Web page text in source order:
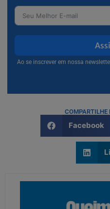
Ao se inscrever em nossa
COMPARTILHE
Facebook